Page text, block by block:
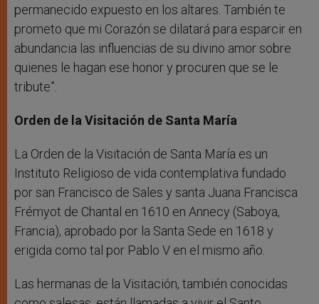
permanecido expuesto en los altares. También te
prometo que mi Corazón se dilatará para esparcir en
abundancia las influencias de su divino amor sobre
quienes le hagan ese honor y procuren que se le
tribute”.
Orden de la Visitación de Santa María
La Orden de la Visitación de Santa María es un
Instituto Religioso de vida contemplativa fundado
por san Francisco de Sales y santa Juana Francisca
Frémyot de Chantal en 1610 en Annecy (Saboya,
Francia), aprobado por la Santa Sede en 1618 y
erigida como tal por Pablo V en el mismo año.
Las hermanas de la Visitación, también conocidas